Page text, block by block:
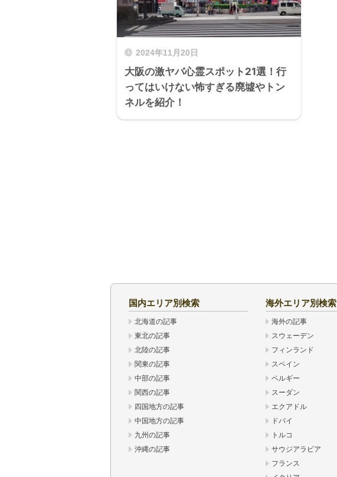
2024年11月20日
大阪の激ヤバ心霊スポット21選！行
ってはいけない怖すぎる廃墟やトン
ネルを紹介！
国内エリア別検索
北海道の記事
東北の記事
北陸の記事
関東の記事
中部の記事
関西の記事
四国地方の記事
中国地方の記事
九州の記事
沖縄の記事
海外エリア別検索
海外の記事
スウェーデン
フィンランド
スペイン
ベルギー
スーダン
エクアドル
ドバイ
トルコ
サウジアラビア
フランス